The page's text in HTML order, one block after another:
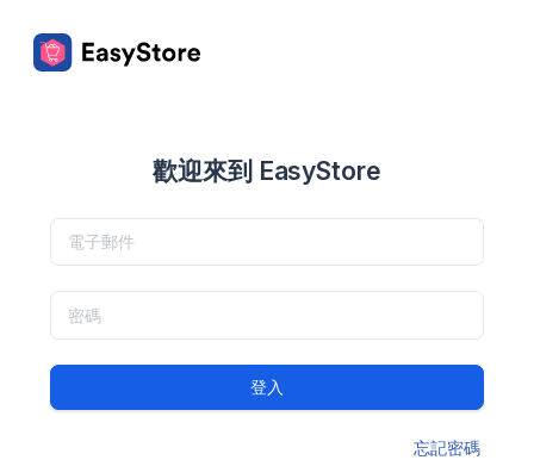
歡迎來到 EasyStore
登入
忘記密碼